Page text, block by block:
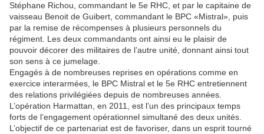
Stéphane Richou, commandant le 5e RHC, et par le capitaine de
vaisseau Benoit de Guibert, commandant le BPC «Mistral», puis
par la remise de récompenses à plusieurs personnels du
régiment. Les deux commandants ont ainsi eu le plaisir de
pouvoir décorer des militaires de l’autre unité, donnant ainsi tout
son sens à ce jumelage.
Engagés à de nombreuses reprises en opérations comme en
exercice interarmées, le BPC Mistral et le 5e RHC entretiennent
des relations privilégiées depuis de nombreuses années.
L’opération Harmattan, en 2011, est l’un des principaux temps
forts de l’engagement opérationnel simultané des deux unités.
L’objectif de ce partenariat est de favoriser, dans un esprit tourné